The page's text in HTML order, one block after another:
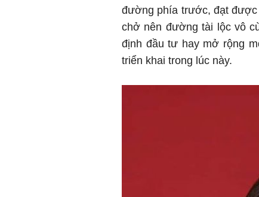
đường phía trước, đạt
chở nên đường tài lộc vô
định đầu tư hay mở rộng
triển khai trong lúc này.